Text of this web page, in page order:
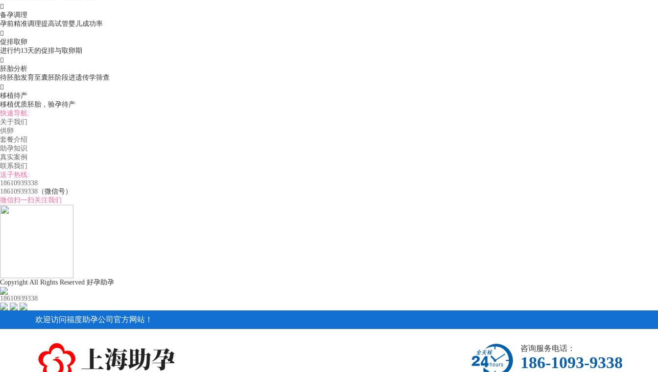

备孕调理
孕前精准调理提高试管婴儿成功率

促排取卵
进行约13天的促排与取卵期

胚胎分析
待胚胎发育至囊胚阶段进遗传学筛查

移植待产
移植优质胚胎，验孕待产
快速导航:
关于我们
供卵
套餐介绍
助孕知识
真实案例
联系我们
送子热线:
18610939338
18610939338 （微信号）
微信扫一扫关注我们
Copyright All Rights Reserved 好孕助孕
18610939338
欢迎访问福度助孕公司官方网站！
咨询服务电话：
186-1093-9338